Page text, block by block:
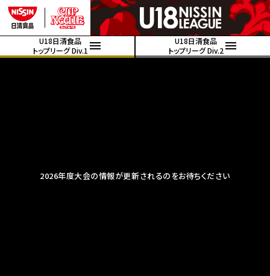
U18日清食品
トップリーグ Div.1
U18日清食品
トップリーグ Div.2
2026年度大会の情報が更新されるのをお待ちください